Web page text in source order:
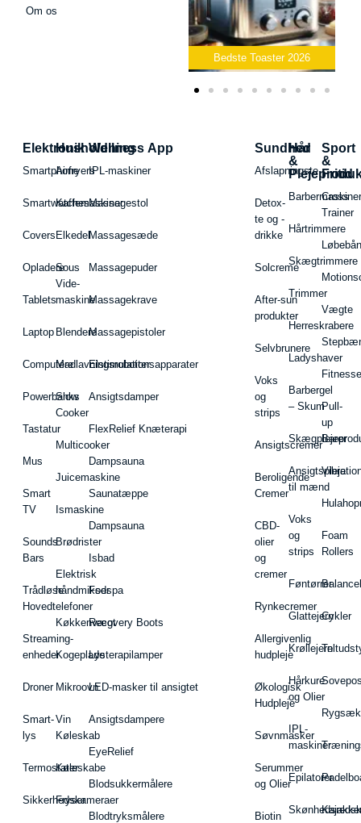
Om os
Bedste Toaster 2026
Elektronik
Smartphone
Smartwatches
Covers
Opladere
Tablets
Laptop
Computere
Powerbanks
Tastatur
Mus
Smart
TV
Sounds
Bars
Trådløse
Hovedtelefoner
Streaming-
enheder
Droner
Smart-
lys
Termostater
Sikkerhedskameraer
Husholdning
Airfryers
Kaffemaskiner
Elkedel
Sous
Vide-
maskine
Blendere
Madlavningsrobotter
Slow
Cooker
Multicooker
Juicemaskine
Ismaskine
Brødrister
Elektrisk
håndmikser
Køkkenvægt
Kogeplade
Mikroovn
Vin
Køleskab
Køleskabe
Fryser
Wellness App
IPL-maskiner
Massagestol
Massagesæde
Massagepuder
Massagekrave
Massagepistoler
Elstimulationsapparater
Ansigtsdamper
FlexRelief Knæterapi
Dampsauna
Saunatæppe
Dampsauna
Isbad
Fodspa
Recovery Boots
Lysterapilamper
LED-masker til ansigtet
Ansigtsdampere
EyeRelief
Blodsukkermålere
Blodtryksmålere
Sundhed
Afslapningste
Detox-
te og -
drikke
Solcreme
After-sun
produkter
Selvbrunere
Voks
og
strips
Ansigtscremer
Beroligende
Cremer
CBD-
olier
og
cremer
Rynkecremer
Allergivenlig
hudpleje
Økologisk
Hudpleje
Søvnmasker
Serummer
og Olier
Biotin
Hår
&
Hårtrimmere
Skægtrimmere
Trimmer
Herreskrabere
Ladyshaver
Barbergel
– Skum
Ansigtspleje
til mænd
Voks
og
strips
Føntørrer
Glattejern
Krøllejern
Hårkure
og Olier
IPL-
maskiner
Epilatorer
Sport
&
Fritid
Cross
Trainer
Vægte
Pull-
up
Barer
Foam
Rollers
Cykler